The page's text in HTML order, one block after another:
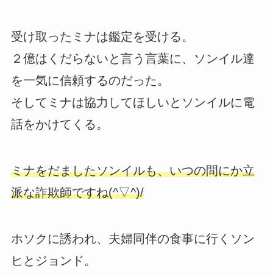
受け取ったミナは鑑定を受ける。
２億はくだらないと言う言葉に、ソンイル達
を一気に信頼するのだった。
そしてミナは協力してほしいとソンイルに電
話をかけてくる。
ミナをだましたソンイルも、いつの間にか立
派な詐欺師ですね(^▽^)/
ホソクに誘われ、夫婦同伴の食事に行くソン
ヒとジョンド。